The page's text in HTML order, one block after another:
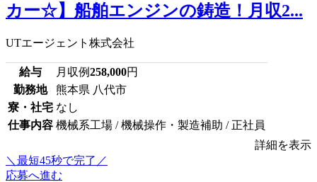
カー☆】船舶エンジンの鋳造！月収2...
UTエージェント株式会社
給与 月収例258,000円
勤務地
熊本県 八代市
寮・社宅 なし
仕事内容 機械系工場 / 機械操作・製造補助 / 正社員
詳細を表示
＼最短45秒で完了／
応募へ進む